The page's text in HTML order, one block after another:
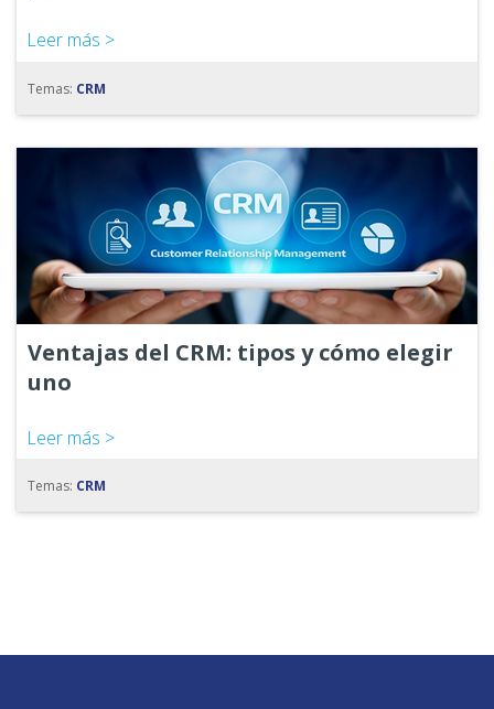
Leer más >
Temas: CRM
Ventajas del CRM: tipos y cómo elegir
uno
Leer más >
Temas: CRM